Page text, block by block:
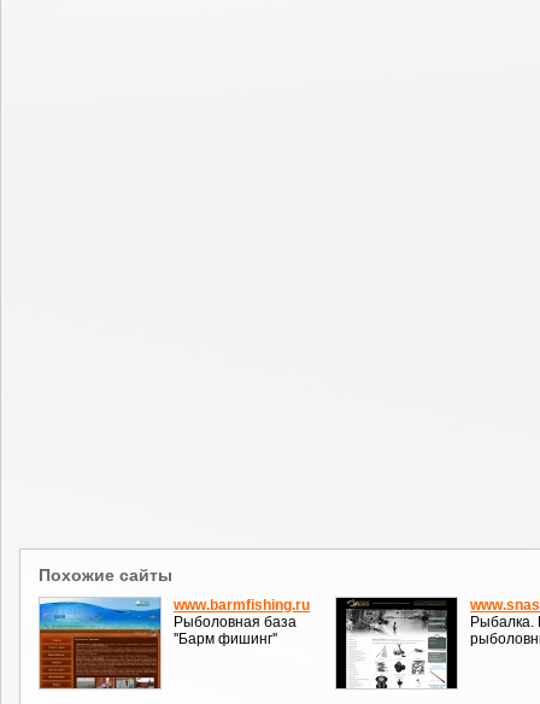
Похожие сайты
www.barmfishing.ru
Рыболовная база
''Барм фишинг''
Рыбалка.